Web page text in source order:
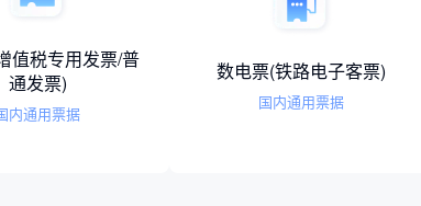
数电票(增值税专用发票/普
国内通用票据
数电票(铁路电
国内通用票据